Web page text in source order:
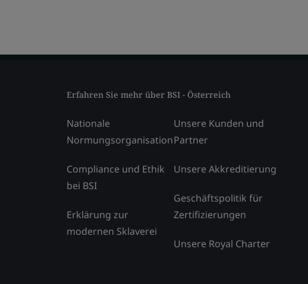
Erfahren Sie mehr über BSI - Österreich
Nationale
Normungsorganisation
Compliance und Ethik
bei BSI
Erklärung zur
modernen Sklaverei
Unsere Kunden und
Partner
Unsere Akkreditierung
Geschäftspolitik für
Zertifizierungen
Unsere Royal Charter